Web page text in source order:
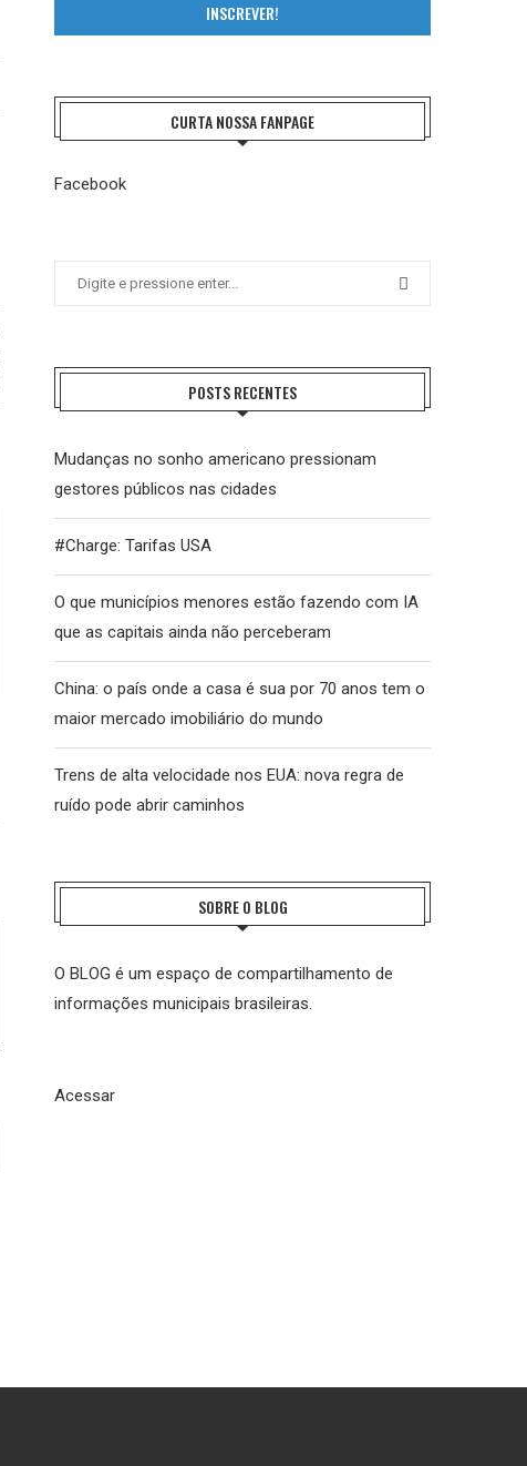
INSCREVER!
CURTA NOSSA FANPAGE
Facebook
POSTS RECENTES
Mudanças no sonho americano pressionam
gestores públicos nas cidades
#Charge: Tarifas USA
O que municípios menores estão fazendo com IA
que as capitais ainda não perceberam
China: o país onde a casa é sua por 70 anos tem o
maior mercado imobiliário do mundo
Trens de alta velocidade nos EUA: nova regra de
ruído pode abrir caminhos
SOBRE O BLOG
O BLOG é um espaço de compartilhamento de
informações municipais brasileiras.
Acessar